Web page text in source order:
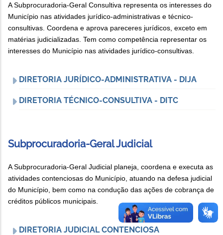
A Subprocuradoria-Geral Consultiva representa os interesses do
Município nas atividades jurídico-administrativas e técnico-
consultivas. Coordena e aprova pareceres jurídicos, exceto em
matérias judicializadas. Tem como competência representar os
interesses do Município nas atividades jurídico-consultivas.
DIRETORIA JURÍDICO-ADMINISTRATIVA - DIJA
DIRETORIA TÉCNICO-CONSULTIVA - DITC
Subprocuradoria-Geral Judicial
A Subprocuradoria-Geral Judicial planeja, coordena e executa as
atividades contenciosas do Município, atuando na defesa judicial
do Município, bem como na condução das ações de cobrança de
créditos públicos municipais.
DIRETORIA JUDICIAL CONTENCIOSA